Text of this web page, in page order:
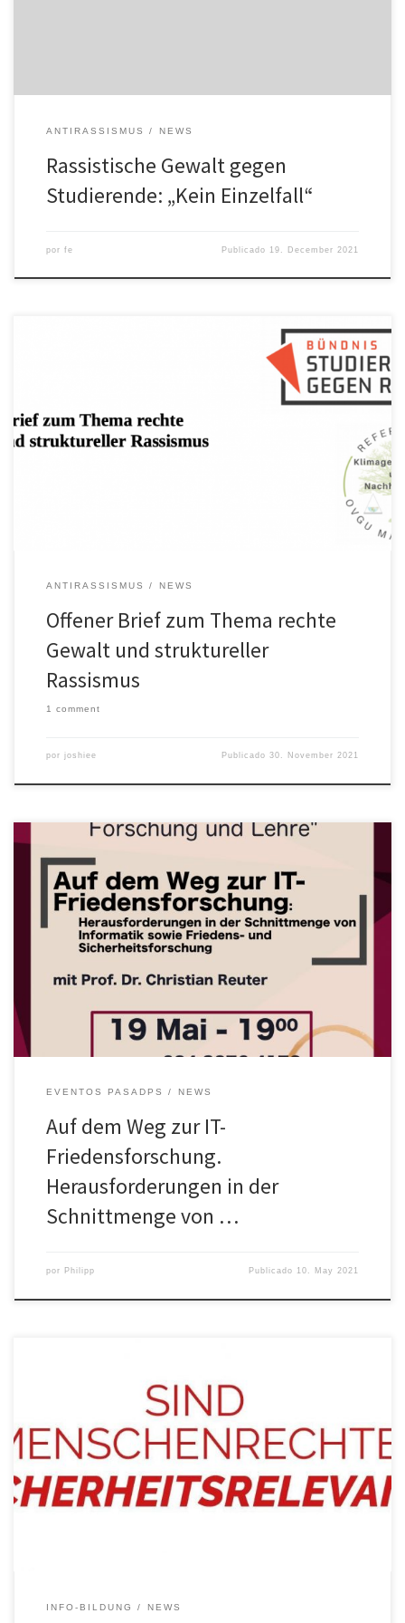
ANTIRASSISMUS NEWS
Rassistische Gewalt gegen
Studierende: „Kein Einzelfall“
por fe Publicado 19. December 2021
Sehr geehrtes Rektorat der Otto-von-Guericke-Universität
Magdeburg, wiederholt kommt es in Magdeburg zu rassistischen
Gewalttaten und Diskriminierungen, auch gegenüber
Studierenden der OVGU. So auch wieder geschehen zu Beginn
dieses Semesters: Ein Studierender im 1.Semester, der sich im
Referat für Klimagerechtigkeit engagieren wollte, wurde auf dem
ANTIRASSISMUS NEWS
Offener Brief zum Thema rechte
Gewalt und struktureller
Rassismus
1 comment
por joshiee Publicado30. November 2021
Der nächste Vortrag der Veranstaltungsreihe “Verantwortung in
Forschung und Lehre” widmet sich dem spannenden
Themenbereich von Friedensforschung in der IT und den
Naturwissenschaften. Prof. Dr. Christian Reuter ist Lehrstuhlinhaber
für Wissenschaft und Technik für Frieden und Sicherheit (PEASEC)
im Fachbereich Informatik and der TU Darmstadt und verbindet
EVENTOS PASADPS NEWS
Auf dem Weg zur IT-
Friedensforschung.
Herausforderungen in der
Schnittmenge von …
por Philipp Publicado 10. May 2021
Knapp drei Monate nach der Veröffentlichung der FRONTEX FILES
hat sich die öffentliche Empörung über die Teilnahme von OVGU-
Mitarbeiter:innen an einer Konferenz der europäischen
Grenzschutzagentur Frontex wieder weitestgehend gelichtet. Die
OVGU hat diesbezüglich eine Pressemitteilung zu „Ethik in
Sicherheitsrelevanter Forschung“ veröffentlicht. Außerdem wurde
von den Studierenden der OVGU eine „AG-Ethik“ […]
INFO-BILDUNG NEWS